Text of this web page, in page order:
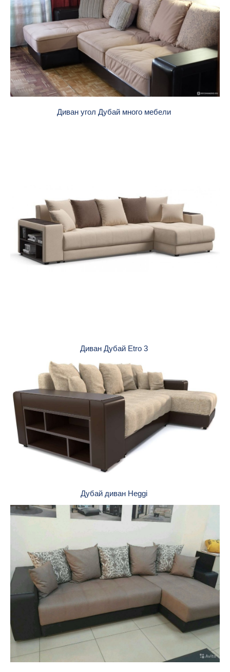
Диван угол Дубай много мебели
Диван Дубай Etro 3
Дубай диван Heggi